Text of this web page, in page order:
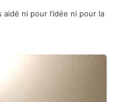
aidé ni pour l’idée ni pour la